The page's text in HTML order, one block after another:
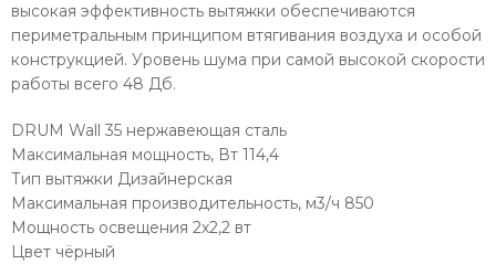
высокая эффективность вытяжки обеспечиваются
периметральным принципом втягивания воздуха и особой
конструкцией. Уровень шума при самой высокой скорости
работы всего 48 Дб.
DRUM Wall 35 нержавеющая сталь
Максимальная мощность, Вт 114,4
Тип вытяжки Дизайнерская
Максимальная производительность, м3/ч 850
Мощность освещения 2х2,2 вт
Цвет чёрный